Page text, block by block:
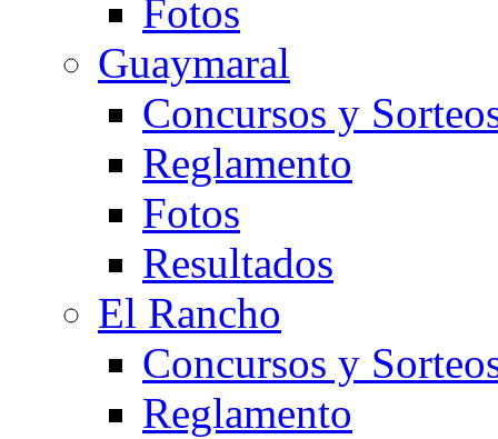
Fotos
Guaymaral
Concursos y
Reglamento
Fotos
Resultados
El Rancho
Concursos y
Reglamento